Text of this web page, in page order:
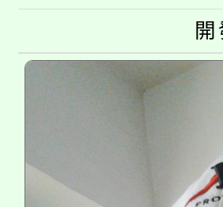
代理(課)教
公告本校
代理(課)教
轉知中國文
《TA101》
程，歡迎學
心理、諮商